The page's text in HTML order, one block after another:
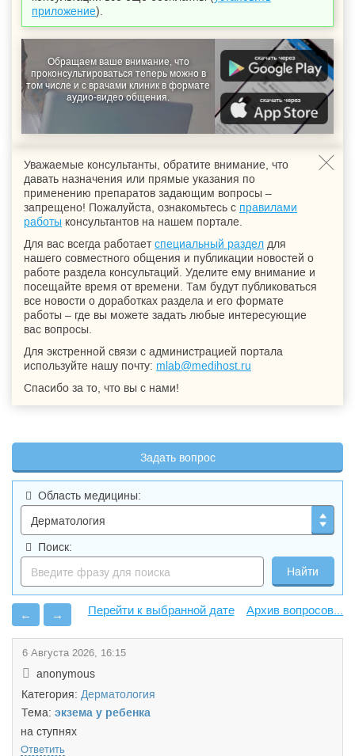
приложение).
Обращаем ваше внимание, что
проконсультироваться теперь можно в
том числе и с врачами клиник в формате
аудио-видео общения.
Уважаемые консультанты, обратите внимание, что
давать назначения или прямые указания по
применению препаратов задающим вопросы –
запрещено! Пожалуйста, ознакомьтесь с правилами
работы консультантов на нашем портале.
Для вас всегда работаетспециальный раздел для
нашего совместного общения и публикации новостей о
работе раздела консультаций. Уделите ему внимание и
посещайте время от времени. Там будут публиковаться
все новости о доработках раздела и его формате
работы – где вы можете задать любые интересующие
вас вопросы.
Для экстренной связи с администрацией портала
используйте нашу почту: mlab@medihost.ru
Спасибо за то, что вы с нами!
Задать вопрос
Область медицины:
Поиск:
← → Архив вопросов...
6 Августа 2026, 16:15
anonymous
Категория: Дерматология
Тема: экзема у ребенка
на ступнях
Ответить